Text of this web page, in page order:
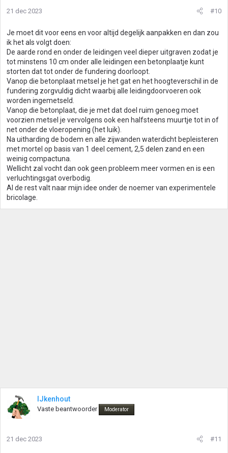
21 dec 2023 #10
Je moet dit voor eens en voor altijd degelijk aanpakken en dan zou
ik het als volgt doen:
De aarde rond en onder de leidingen veel dieper uitgraven zodat je
tot minstens 10 cm onder alle leidingen een betonplaatje kunt
storten dat tot onder de fundering doorloopt.
Vanop die betonplaat metsel je het gat en het hoogteverschil in de
fundering zorgvuldig dicht waarbij alle leidingdoorvoeren ook
worden ingemetseld.
Vanop die betonplaat, die je met dat doel ruim genoeg moet
voorzien metsel je vervolgens ook een halfsteens muurtje tot in of
net onder de vloeropening (het luik).
Na uitharding de bodem en alle zijwanden waterdicht bepleisteren
met mortel op basis van 1 deel cement, 2,5 delen zand en een
weinig compactuna.
Wellicht zal vocht dan ook geen probleem meer vormen en is een
verluchtingsgat overbodig.
Al de rest valt naar mijn idee onder de noemer van experimentele
bricolage.
IJkenhout
Vaste beantwoorder Moderator
21 dec 2023 #11